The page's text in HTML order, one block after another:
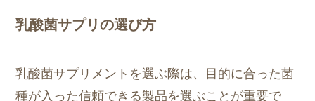
乳酸菌サプリの選び方
乳酸菌サプリメントを選ぶ際は、目的に合った菌
種が入った信頼できる製品を選ぶことが重要で